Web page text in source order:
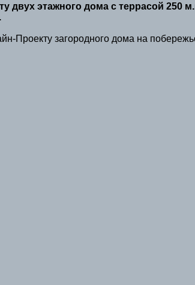
двух этажного дома с террасой 250
Проекту загородного дома на